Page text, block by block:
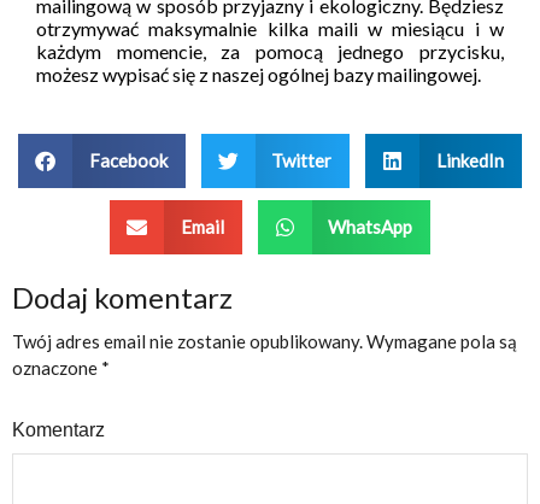
mailingową w sposób przyjazny i ekologiczny. Będziesz
otrzymywać maksymalnie kilka maili w miesiącu i w
każdym momencie, za pomocą jednego przycisku,
możesz wypisać się z naszej ogólnej bazy mailingowej.
Facebook Twitter LinkedIn
Email WhatsApp
Dodaj komentarz
Twój adres email nie zostanie opublikowany. Wymagane pola są
oznaczone *
Komentarz